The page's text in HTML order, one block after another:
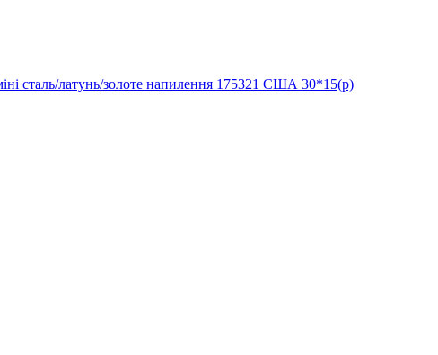
сталь/латунь/золоте напилення 175321 США 30*15(р)